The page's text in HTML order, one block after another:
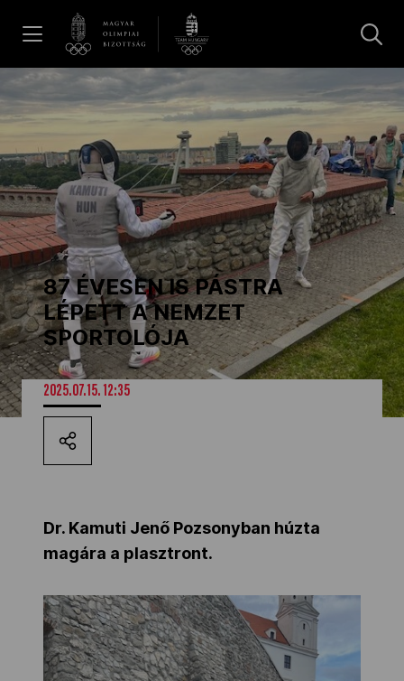
Hírek
Galéria
Dakar 2026
Los Angeles 2028
MOB
Kettőskarrier-program
Társszervezetek
OVEP
87 ÉVESEN IS PÁSTRA
LÉPETT A NEMZET
SPORTOLÓJA
2025.07.15. 12:35
Dr. Kamuti Jenő Pozsonyban húzta
magára a plasztront.